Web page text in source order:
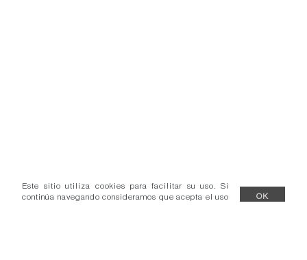
Más información